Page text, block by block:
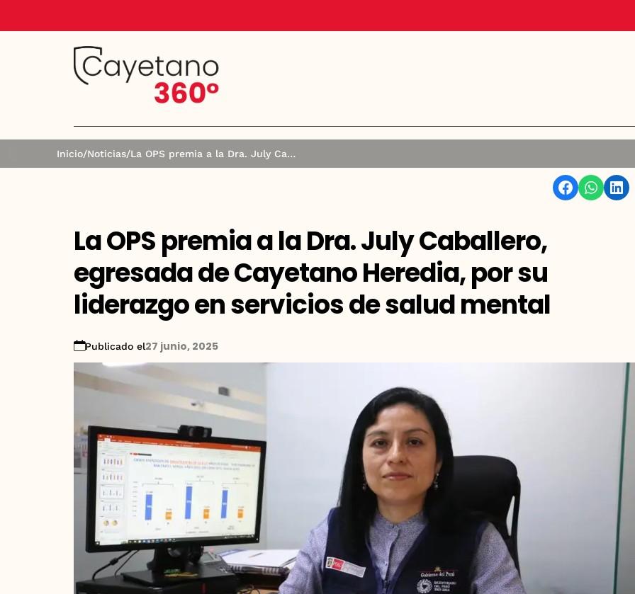
Inicio/Noticias/ La OPS premia a la Dra. July Caballero, egresada de Cayetano Heredia, por su liderazgo en servicios de salud mental
Facebook WhatsApp Linkedin
La OPS premia a la Dra. July Caballero,
egresada de Cayetano Heredia, por su
liderazgo en servicios de salud mental
Publicado el27 junio, 2025